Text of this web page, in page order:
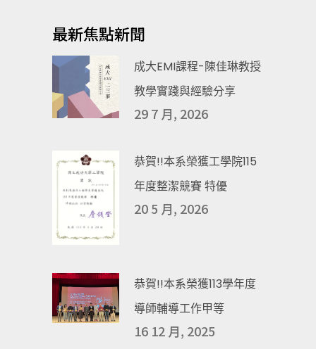
最新焦點新聞
成大EMI課程-陳佳琳教授
教學實踐與經驗分享
29 7 月, 2026
恭賀!!本系榮獲工學院115
年度整潔競賽 特優
20 5 月, 2026
恭賀!!本系榮獲113學年度
導師輔導工作甲等
16 12 月, 2025